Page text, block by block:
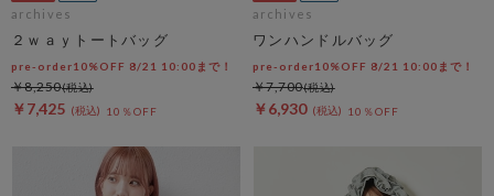
archives
２ｗａｙトートバッグ
pre-order10%OFF 8/21 10:00まで！
￥7,425 10％OFF
￥8,250
archives
ワンハンドルバッグ
pre-order10%OFF 8/21 10:00まで！
￥6,930 10％OFF
￥7,700